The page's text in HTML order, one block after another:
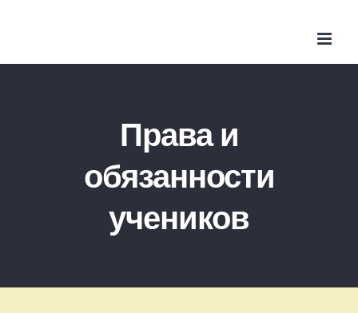
content
Права и
обязанности
учеников